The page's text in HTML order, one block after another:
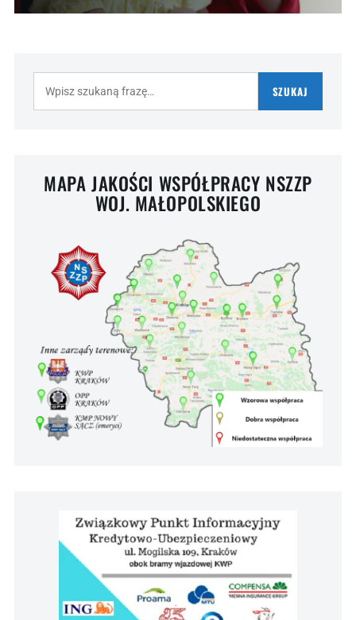
SZUKAJ
MAPA JAKOŚCI WSPÓŁPRACY NSZZP
WOJ. MAŁOPOLSKIEGO